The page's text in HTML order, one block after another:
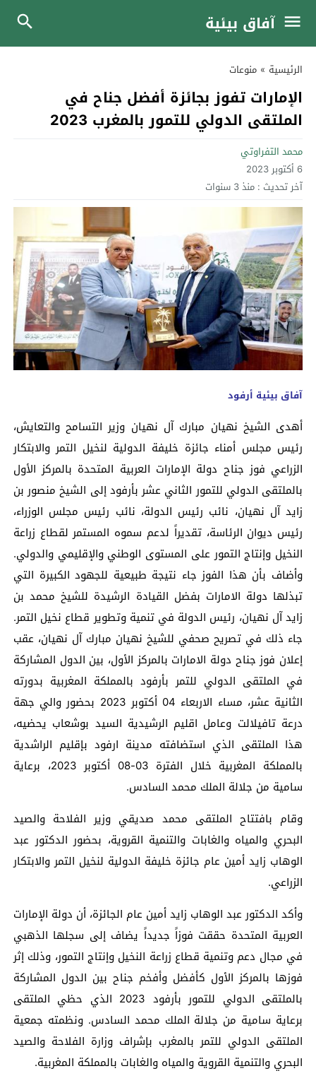
آفاق بيئية
الرئيسية » منوعات
الإمارات تفوز بجائزة أفضل جناح في
الملتقى الدولي للتمور بالمغرب 2023
محمد التفراوتي
6 أكتوبر 2023
آخر تحديث : منذ 3 سنوات
آفاق بيئية أرفود
أهدى الشيخ نهيان مبارك آل نهيان وزير التسامح والتعايش،
رئيس مجلس أمناء جائزة خليفة الدولية لنخيل التمر والابتكار
الزراعي فوز جناح دولة الإمارات العربية المتحدة بالمركز الأول
بالملتقى الدولي للتمور الثاني عشر بأرفود إلى الشيخ منصور بن
زايد آل نهيان، نائب رئيس الدولة، نائب رئيس مجلس الوزراء،
رئيس ديوان الرئاسة، تقديراً لدعم سموه المستمر لقطاع زراعة
النخيل وإنتاج التمور على المستوى الوطني والإقليمي والدولي.
وأضاف بأن هذا الفوز جاء نتيجة طبيعية للجهود الكبيرة التي
تبذلها دولة الامارات بفضل القيادة الرشيدة للشيخ محمد بن
زايد آل نهيان، رئيس الدولة في تنمية وتطوير قطاع نخيل التمر.
جاء ذلك في تصريح صحفي للشيخ نهيان مبارك آل نهيان، عقب
إعلان فوز جناح دولة الامارات بالمركز الأول، بين الدول المشاركة
في الملتقى الدولي للتمر بأرفود بالمملكة المغربية بدورته
الثانية عشر، مساء الاربعاء 04 أكتوبر 2023 بحضور والي جهة
درعة تافيلالت وعامل اقليم الرشيدية السيد بوشعاب يحضيه،
هذا الملتقى الذي استضافته مدينة ارفود بإقليم الراشدية
بالمملكة المغربية خلال الفترة 03-08 أكتوبر 2023، برعاية
سامية من جلالة الملك محمد السادس.
وقام بافتتاح الملتقى محمد صديقي وزير الفلاحة والصيد
البحري والمياه والغابات والتنمية القروية، بحضور الدكتور عبد
الوهاب زايد أمين عام جائزة خليفة الدولية لنخيل التمر والابتكار
الزراعي.
وأكد الدكتور عبد الوهاب زايد أمين عام الجائزة، أن دولة الإمارات
العربية المتحدة حققت فوزاً جديداً يضاف إلى سجلها الذهبي
في مجال دعم وتنمية قطاع زراعة النخيل وإنتاج التمور، وذلك إثر
فوزها بالمركز الأول كأفضل وأفخم جناح بين الدول المشاركة
بالملتقى الدولي للتمور بأرفود 2023 الذي حظي الملتقى
برعاية سامية من جلالة الملك محمد السادس. ونظمته جمعية
الملتقى الدولي للتمر بالمغرب بإشراف وزارة الفلاحة والصيد
البحري والتنمية القروية والمياه والغابات بالمملكة المغربية.